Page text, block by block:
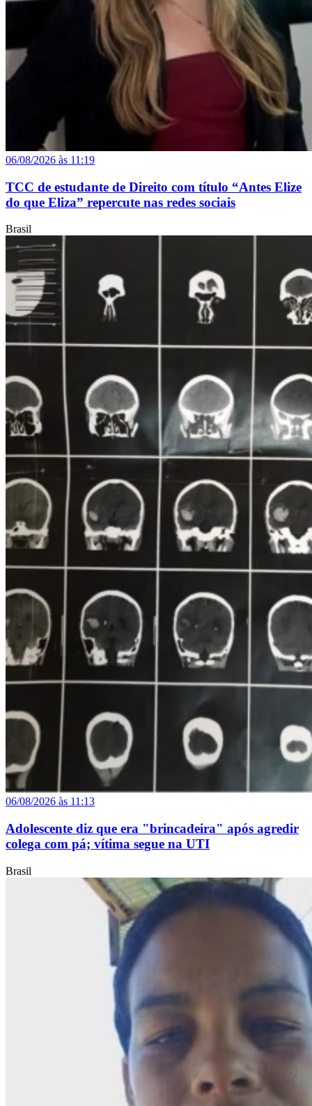
06/08/2026 às 11:19
TCC de estudante de Direito com título “Antes Elize
do que Eliza” repercute nas redes sociais
Brasil
06/08/2026 às 11:13
Adolescente diz que era "brincadeira" após agredir
colega com pá; vítima segue na UTI
Brasil